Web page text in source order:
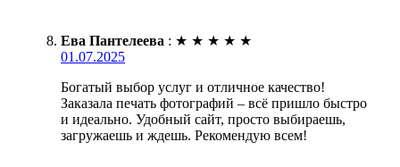
Ева Пантелеева : ★ ★ ★ ★ ★
01.07.2025
Богатый выбор услуг и отличное качество!
Заказала печать фотографий – всё пришло быстро
и идеально. Удобный сайт, просто выбираешь,
загружаешь и ждешь. Рекомендую всем!